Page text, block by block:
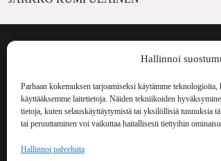
Hallinnoi
Parhaan kokemuksen tarjoamiseksi käytämme teknologioita,
käyttääksemme laitetietoja. Näiden tekniikoiden
tietoja, kuten selauskäyttäytymistä tai yksilöllisiä tunnuksia
tai peruuttaminen voi vaikuttaa haitallisesti tiettyihin
Hallinnoi palveluita
Voima Kustannus
Vellamonkatu 30 B 3 krs.
00550 Helsinki
044 238 5109